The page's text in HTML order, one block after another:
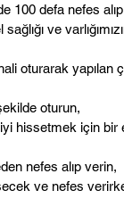
100 defa nefes
ve
oturun,
hissetmek için bir
nefes alıp verin,
ve nefes